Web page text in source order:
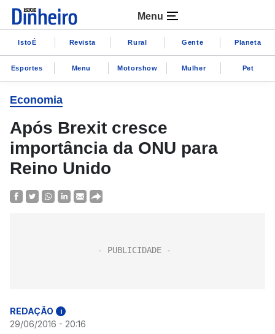
Menu
IstoÉ Revista Rural Gente Planeta
Esportes Menu Motorshow Mulher Pet
Economia
Após Brexit cresce
importância da ONU para
Reino Unido
REDAÇÃO i
29/06/2016 - 20:16